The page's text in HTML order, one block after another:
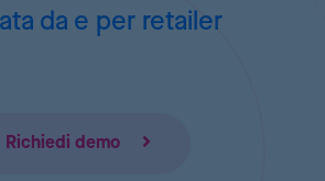
da e per retailer
Richiedi demo